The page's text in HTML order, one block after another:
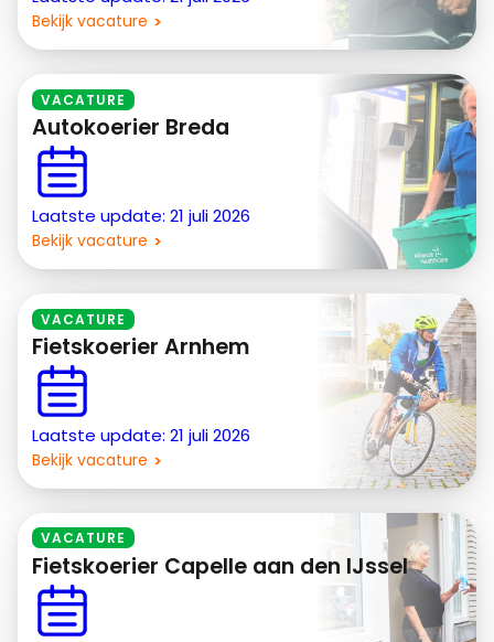
Bekijk vacature
VACATURE
Autokoerier Breda
Laatste update: 21 juli 2026
Bekijk vacature
VACATURE
Fietskoerier Arnhem
Laatste update: 21 juli 2026
Bekijk vacature
VACATURE
Fietskoerier Capelle aan den IJssel